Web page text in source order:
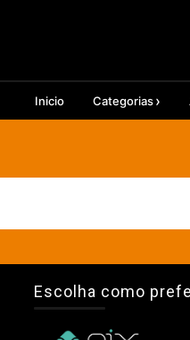
Inicio Categorias
Escolha como